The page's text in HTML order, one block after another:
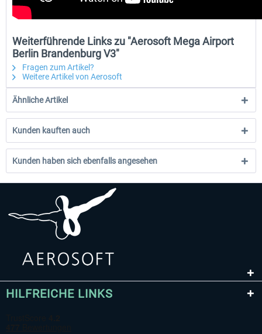
Weiterführende Links zu "Aerosoft Mega Airport
Berlin Brandenburg V3"
Fragen zum Artikel?
Weitere Artikel von Aerosoft
Ähnliche Artikel
Kunden kauften auch
Kunden haben sich ebenfalls angesehen
HILFREICHE LINKS